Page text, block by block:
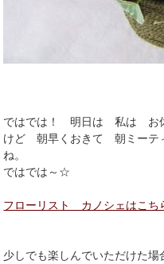
ではでは！ 明日は 私は お
けど 朝早くおきて 朝ミーテ
ね。
ではでは～☆
フローリスト カノシェはこち
少しでも楽しんでいただけた場